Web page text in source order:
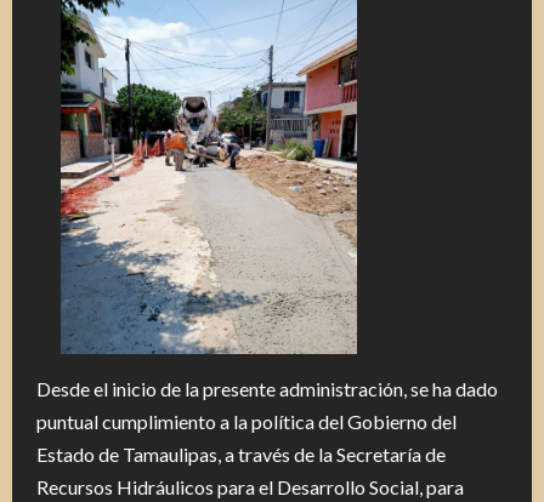
Desde el inicio de la presente administración, se ha dado
puntual cumplimiento a la política del Gobierno del
Estado de Tamaulipas, a través de la Secretaría de
Recursos Hidráulicos para el Desarrollo Social, para